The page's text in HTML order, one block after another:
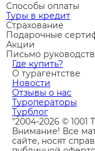
Способы оплаты
Туры в кредит
Страхование
Подарочные
Акции
Письмо
Где купить?
О турагентстве
Новости
Отзывы о нас
Туроператоры
Турблог
"2004-2026 © 1001
Внимание! Все
сайте, носят